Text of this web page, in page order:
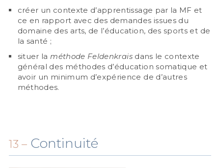
créer un contexte d’apprentissage par la MF et
ce en rapport avec des demandes issues du
domaine des arts, de l’éducation, des sports et de
la santé ;
situer la méthode Feldenkraisdans le contexte
général des méthodes d’éducation somatique et
avoir un minimum d’expérience de d’autres
méthodes.
13 –Continuité